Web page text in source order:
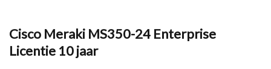
Cisco Meraki MS350-24 Enterprise
Licentie 10 jaar